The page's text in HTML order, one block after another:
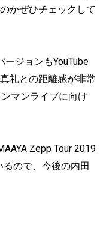
かぜひチェックして
ジョンもYouTube
礼との距離感が非常
マンライブに向け
Zepp Tour 2019
るので、今後の内田